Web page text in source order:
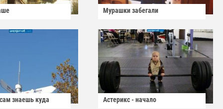
Мурашки забегали
знаешь куда Астерикс - начало